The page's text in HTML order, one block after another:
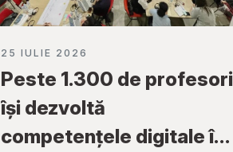
25 IULIE 2026
Peste 1.300 de profesori
își dezvoltă
competențele digitale în